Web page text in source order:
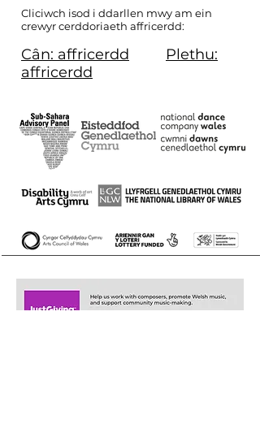
Cliciwch isod i ddarllen mwy am ein
crewyr cerddoriaeth affricerdd:
Cân: affricerdd
Plethu:
affricerdd